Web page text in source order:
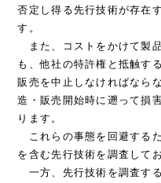
否定し得る先行技術が存在
す。
また、コストをかけて製
も、他社の特許権と抵触す
販売を中止しなければなら
造・販売開始時に遡って損
ります。
これらの事態を回避する
を含む先行技術を調査して
一方、先行技術を調査す